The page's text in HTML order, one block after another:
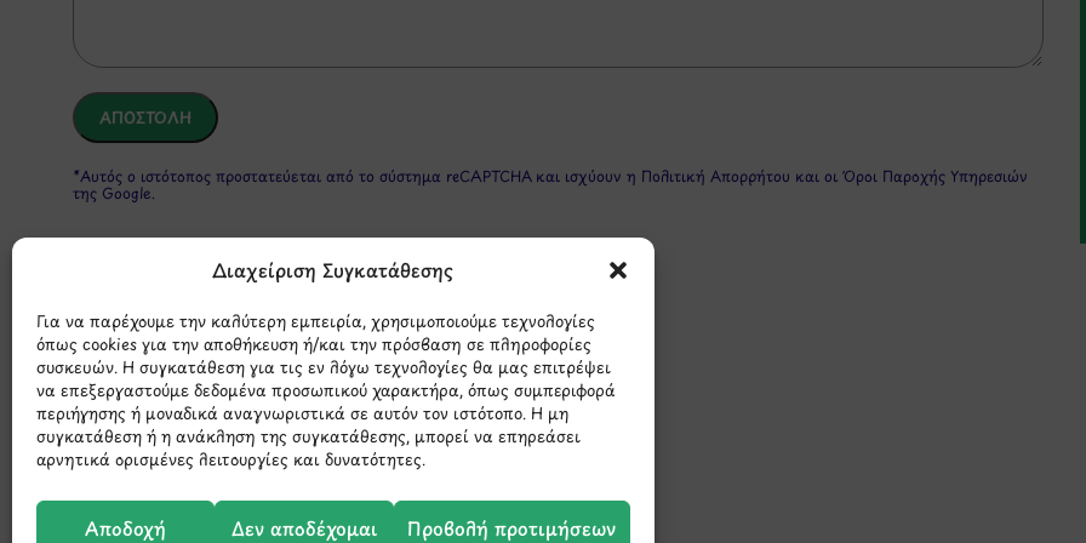
Διαχείριση Συγκατάθεσης
Για να παρέχουμε την καλύτερη εμπειρία, χρησιμοποιούμε τεχνολογίες
όπως cookies για την αποθήκευση ή/και την πρόσβαση σε πληροφορίες
συσκευών. Η συγκατάθεση για τις εν λόγω τεχνολογίες θα μας επιτρέψει
να επεξεργαστούμε δεδομένα προσωπικού χαρακτήρα, όπως συμπεριφορά
περιήγησης ή μοναδικά αναγνωριστικά σε αυτόν τον ιστότοπο. Η μη
συγκατάθεση ή η ανάκληση της συγκατάθεσης, μπορεί να επηρεάσει
αρνητικά ορισμένες λειτουργίες και δυνατότητες.
Αποδοχή Δεν αποδέχομαι Προβολή προτιμήσεων
*Αυτός ο ιστότοπος προστατεύεται από το σύστημα reCAPTCHA και ισχύουν η Πολιτική Απορρήτου και οιΌροι Παροχής Υπηρεσιών
της Google.
Μάθετε πρώτοι τα νέα και τις